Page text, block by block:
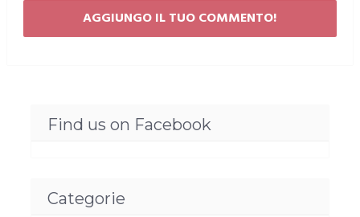
Find us on Facebook
Categorie